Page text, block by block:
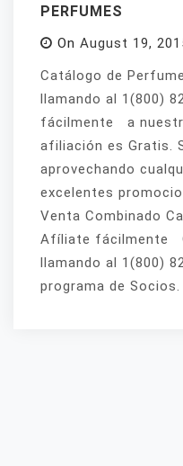
PERFUMES
On August 19,
Catálogo de
llamando al 1(800)
fácilmente a
afiliación es Gratis.
aprovechando
excelentes
Venta Combinado
Afíliate fácilmente
llamando al 1(800)
programa de Socios.